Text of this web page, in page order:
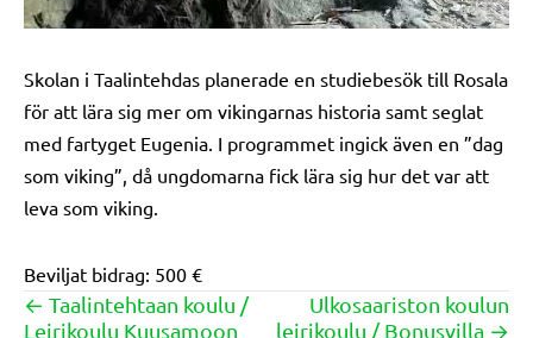
Skolan i Taalintehdas planerade en studiebesök till Rosala
för att lära sig mer om vikingarnas historia samt seglat
med fartyget Eugenia. I programmet ingick även en ”dag
som viking”, då ungdomarna fick lära sig hur det var att
leva som viking.
Beviljat bidrag: 500 €
Posts
← Taalintehtaan koulu /
Leirikoulu Kuusamoon
Ulkosaariston koulun
leirikoulu / Bonusvilla →